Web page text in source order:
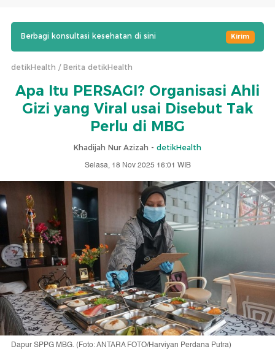
Berbagi konsultasi kesehatan di sini Kirim
detikHealth Berita detikHealth
Apa Itu PERSAGI? Organisasi Ahli
Gizi yang Viral usai Disebut Tak
Perlu di MBG
Khadijah Nur Azizah - detikHealth
Selasa, 18 Nov 2025 16:01 WIB
Dapur SPPG MBG. (Foto: ANTARA FOTO/Harviyan Perdana Putra)